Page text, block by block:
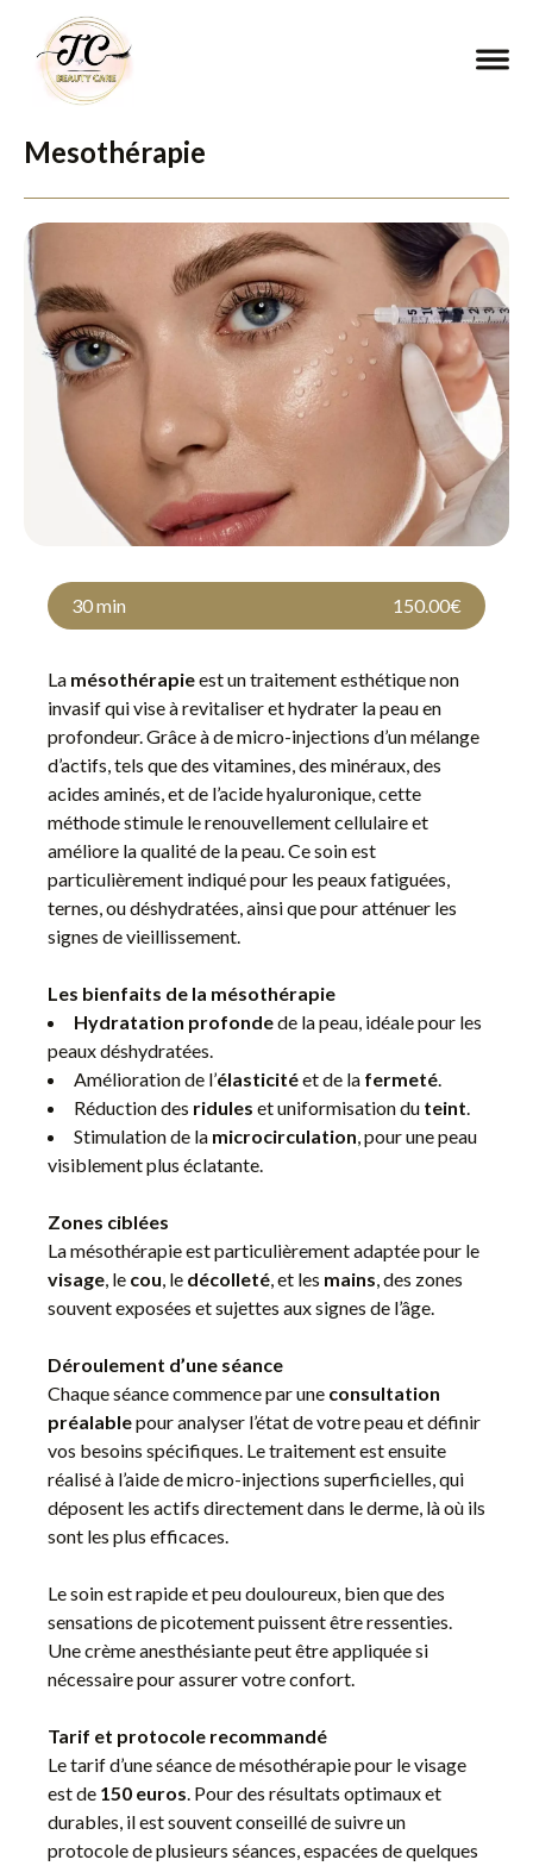
Mesothérapie
30 min 150.00€
La mésothérapieest un traitement esthétique non
invasif qui vise à revitaliser et hydrater la peau en
profondeur. Grâce à de micro-injections d’un mélange
d’actifs, tels que des vitamines, des minéraux, des
acides aminés, et de l’acide hyaluronique, cette
méthode stimule le renouvellement cellulaire et
améliore la qualité de la peau. Ce soin est
particulièrement indiqué pour les peaux fatiguées,
ternes, ou déshydratées, ainsi que pour atténuer les
signes de vieillissement.
Les bienfaits de la mésothérapie
Hydratation profondede la peau, idéale pour les
peaux déshydratées.
Amélioration de l’élasticitéet de la fermeté.
Réduction des ridules et uniformisation du teint.
Stimulation de la microcirculation, pour une peau
visiblement plus éclatante.
Zones ciblées
La mésothérapie est particulièrement adaptée pour le
visage, le cou, le décolleté, et les mains, des zones
souvent exposées et sujettes aux signes de l’âge.
Déroulement d’une séance
Chaque séance commence par une consultation
préalablepour analyser l’état de votre peau et définir
vos besoins spécifiques. Le traitement est ensuite
réalisé à l’aide de micro-injections superficielles, qui
déposent les actifs directement dans le derme, là où ils
sont les plus efficaces.
Le soin est rapide et peu douloureux, bien que des
sensations de picotement puissent être ressenties.
Une crème anesthésiante peut être appliquée si
nécessaire pour assurer votre confort.
Tarif et protocole recommandé
Le tarif d’une séance de mésothérapie pour le visage
est de 150 euros. Pour des résultats optimaux et
durables, il est souvent conseillé de suivre un
protocole de plusieurs séances, espacées de quelques